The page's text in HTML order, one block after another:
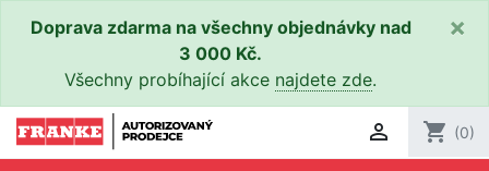
Doprava zdarma na všechny objednávky nad
3 000 Kč.
Všechny probíhající akce najdete zde.
×
 shopping_cart (0)